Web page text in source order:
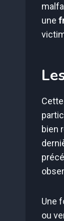
une
bien
Une
ou